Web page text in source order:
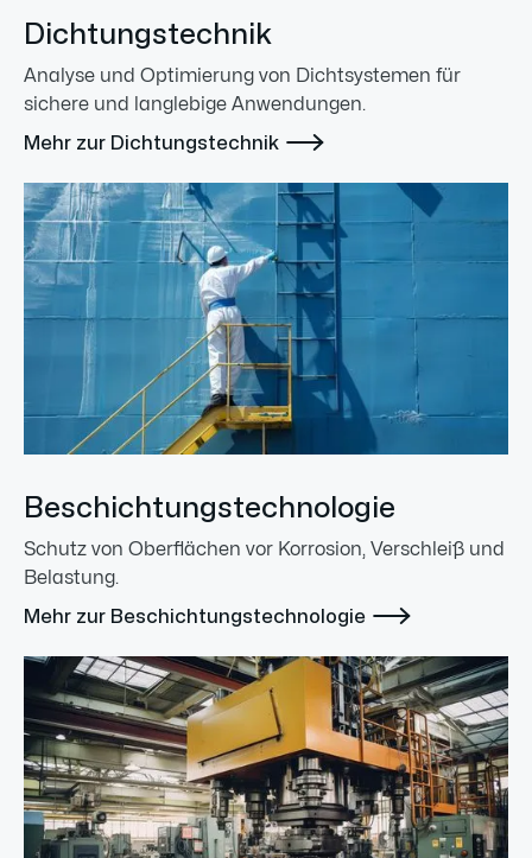
Dichtungstechnik
Analyse und Optimierung von Dichtsystemen für
sichere und langlebige Anwendungen.
Mehr zur Dichtungstechnik 
Beschichtungstechnologie
Schutz von Oberflächen vor Korrosion, Verschleiß und
Belastung.
Mehr zur Beschichtungstechnologie 